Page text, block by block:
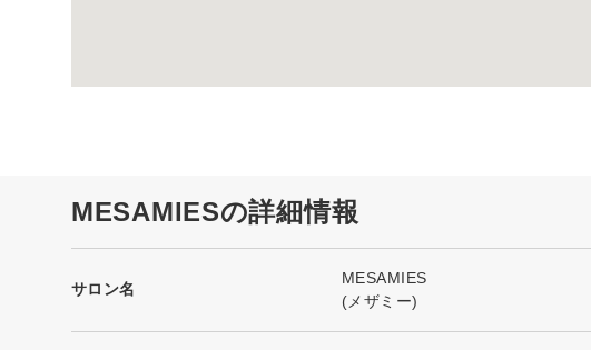
MESAMIESの詳細情報
サロン名
MESAMIES
(メザミー)